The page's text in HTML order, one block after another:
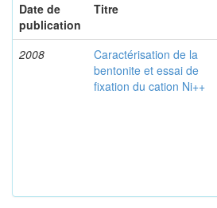
Date de
publication
Titre
2008
Caractérisation de la
bentonite et essai de
fixation du cation Ni++